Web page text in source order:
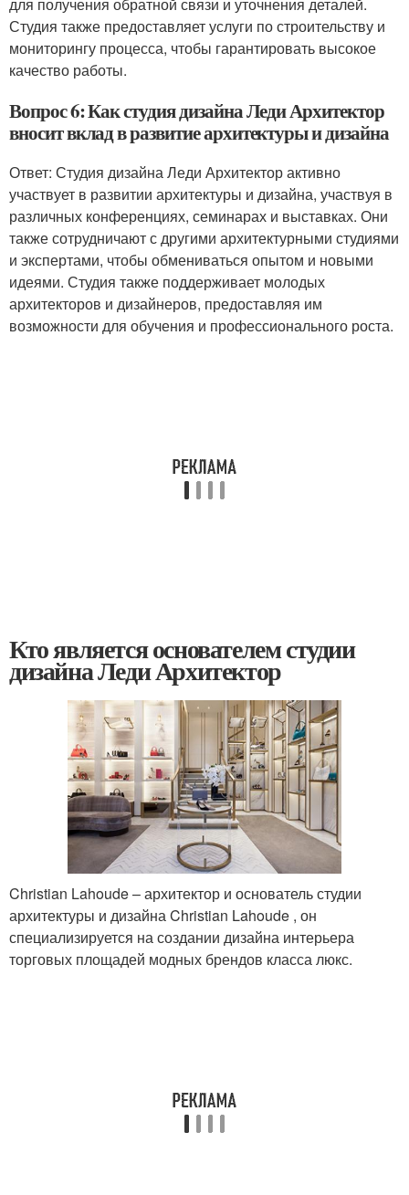
Студия также предоставляет услуги по строительству и
мониторингу процесса, чтобы гарантировать высокое
качество работы.
Вопрос 6: Как студия дизайна Леди Архитектор
вносит вклад в развитие архитектуры и дизайна
Ответ: Студия дизайна Леди Архитектор активно
участвует в развитии архитектуры и дизайна, участвуя в
различных конференциях, семинарах и выставках. Они
также сотрудничают с другими архитектурными студиями
и экспертами, чтобы обмениваться опытом и новыми
идеями. Студия также поддерживает молодых
архитекторов и дизайнеров, предоставляя им
возможности для обучения и профессионального роста.
Кто является основателем студии
дизайна Леди Архитектор
Christian Lahoude – архитектор и основатель студии
архитектуры и дизайна Christian Lahoude , он
специализируется на создании дизайна интерьера
торговых площадей модных брендов класса люкс.